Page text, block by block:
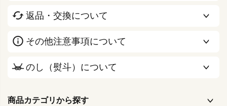
返品・交換について
その他注意事項について
のし（熨斗）について
商品カテゴリから探す